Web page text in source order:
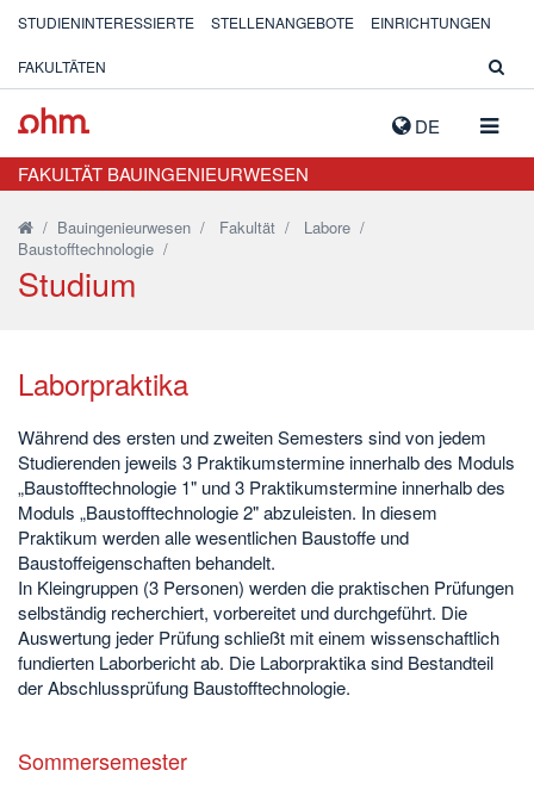
DE
STUDIENINTERESSIERTE STELLENANGEBOTE EINRICHTUNGEN
FAKULTÄTEN
FAKULTÄT BAUINGENIEURWESEN
/ Bauingenieurwesen / Fakultät / Labore /
Baustofftechnologie /
Studium
Laborpraktika
Während des ersten und zweiten Semesters sind von jedem
Studierenden jeweils 3 Praktikumstermine innerhalb des Moduls
„Baustofftechnologie 1" und 3 Praktikumstermine innerhalb des
Moduls „Baustofftechnologie 2" abzuleisten. In diesem
Praktikum werden alle wesentlichen Baustoffe und
Baustoffeigenschaften behandelt.
In Kleingruppen (3 Personen) werden die praktischen Prüfungen
selbständig recherchiert, vorbereitet und durchgeführt. Die
Auswertung jeder Prüfung schließt mit einem wissenschaftlich
fundierten Laborbericht ab. Die Laborpraktika sind Bestandteil
der Abschlussprüfung Baustofftechnologie.
Sommersemester